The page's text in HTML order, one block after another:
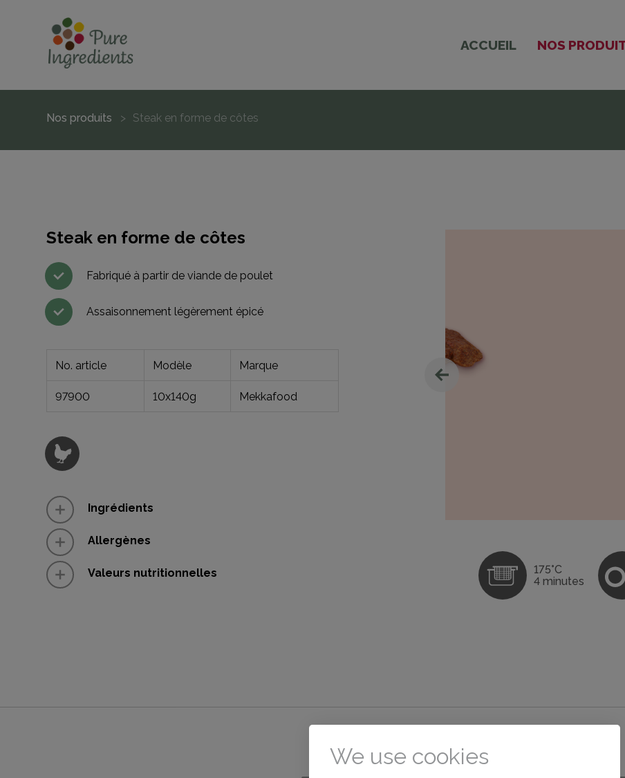
ACCUEIL NOS
Nos produits Steak en forme de côtes
Steak en forme de côtes
Fabriqué à partir de viande de poulet
Assaisonnement légèrement épicé
No. article Modèle Marque
97900 10x140g Mekkafood
Ingrédients
Allergènes
Valeurs nutritionnelles
175°C
4 minutes
We use cookies